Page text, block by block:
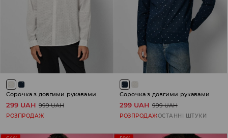
Сорочка з довгими рукавами
299 UAH 999 UAH
РОЗПРОДАЖ
Сорочка з довгими рукавами
299 UAH 999 UAH
РОЗПРОДАЖОСТАННІ ШТУКИ